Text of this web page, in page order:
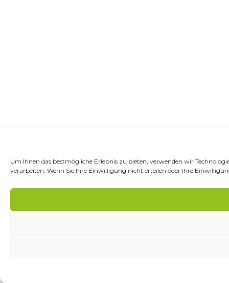
Um Ihnen das bestmögliche Erlebnis zu bieten, verwenden wir
verarbeiten. Wenn Sie Ihre Einwilligung nicht erteilen oder Ihre